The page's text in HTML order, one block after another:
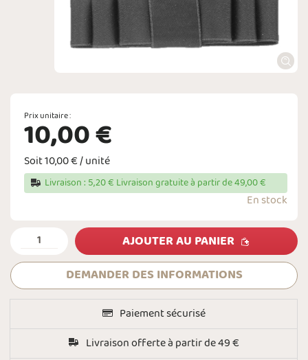
Prix unitaire :
10,00 €
Soit 10,00 € / unité
Livraison : 5,20 € Livraison gratuite à partir de 49,00 €
En stock
AJOUTER AU PANIER
DEMANDER DES INFORMATIONS
Paiement sécurisé
Livraison offerte à partir de 49 €